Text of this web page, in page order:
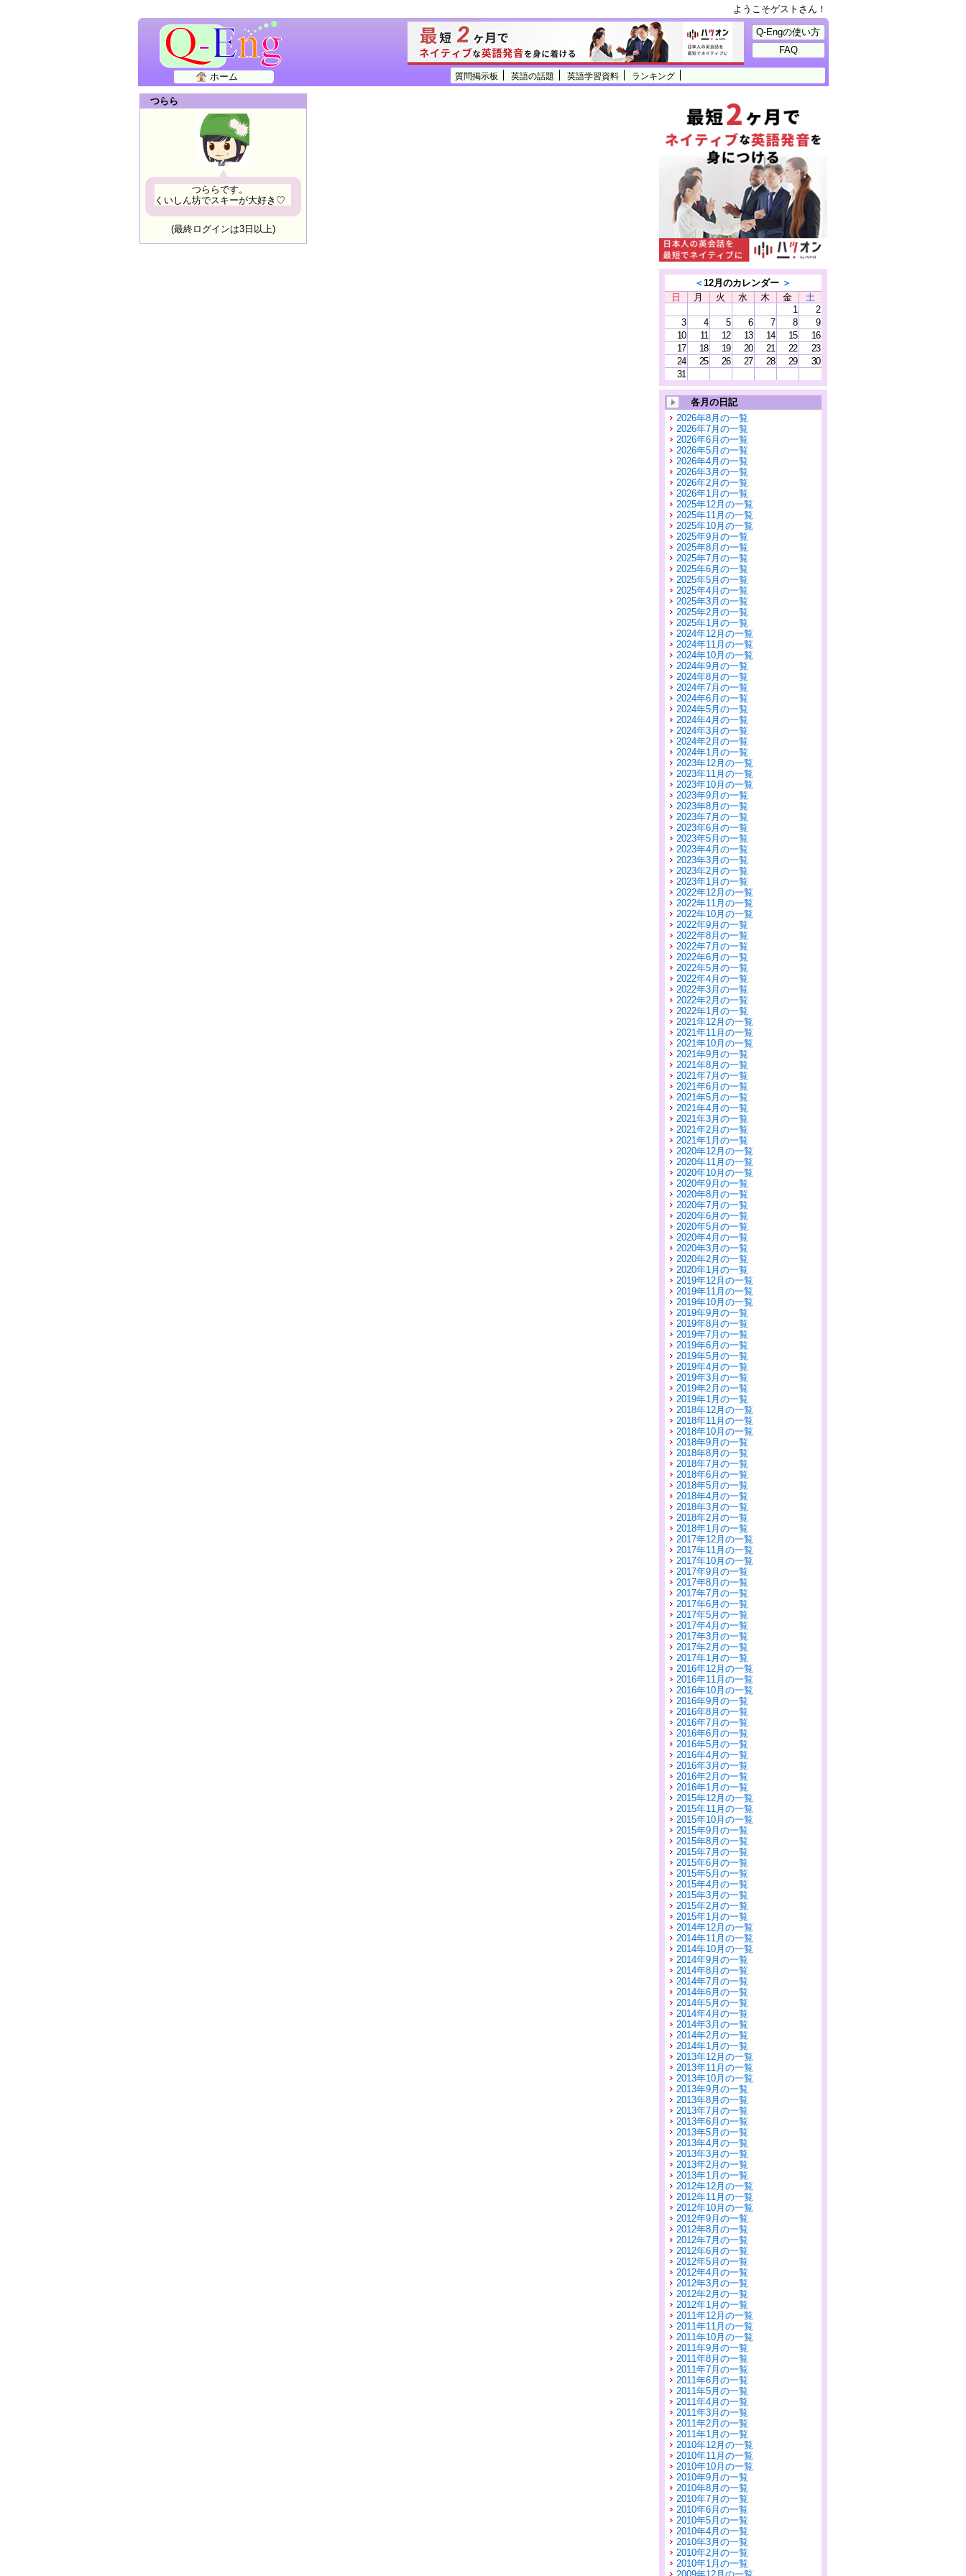
ようこそゲストさん！
質問掲示板 英語の話題 英語学習資料 ランキング
ホーム
Q-Engの使い方
FAQ
つらら
つららです。
くいしん坊でスキーが大好き♡
(最終ログインは3日以上)
＜12月のカレンダー ＞
日
月 火 水 木 金
土
1
2
3
4 5 6 7 8
9
10
11 12 13 14 15
16
17
18 19 20 21 22
23
24
25 26 27 28 29
30
31
各月の日記
2026年8月の一覧
2026年7月の一覧
2026年6月の一覧
2026年5月の一覧
2026年4月の一覧
2026年3月の一覧
2026年2月の一覧
2026年1月の一覧
2025年12月の一覧
2025年11月の一覧
2025年10月の一覧
2025年9月の一覧
2025年8月の一覧
2025年7月の一覧
2025年6月の一覧
2025年5月の一覧
2025年4月の一覧
2025年3月の一覧
2025年2月の一覧
2025年1月の一覧
2024年12月の一覧
2024年11月の一覧
2024年10月の一覧
2024年9月の一覧
2024年8月の一覧
2024年7月の一覧
2024年6月の一覧
2024年5月の一覧
2024年4月の一覧
2024年3月の一覧
2024年2月の一覧
2024年1月の一覧
2023年12月の一覧
2023年11月の一覧
2023年10月の一覧
2023年9月の一覧
2023年8月の一覧
2023年7月の一覧
2023年6月の一覧
2023年5月の一覧
2023年4月の一覧
2023年3月の一覧
2023年2月の一覧
2023年1月の一覧
2022年12月の一覧
2022年11月の一覧
2022年10月の一覧
2022年9月の一覧
2022年8月の一覧
2022年7月の一覧
2022年6月の一覧
2022年5月の一覧
2022年4月の一覧
2022年3月の一覧
2022年2月の一覧
2022年1月の一覧
2021年12月の一覧
2021年11月の一覧
2021年10月の一覧
2021年9月の一覧
2021年8月の一覧
2021年7月の一覧
2021年6月の一覧
2021年5月の一覧
2021年4月の一覧
2021年3月の一覧
2021年2月の一覧
2021年1月の一覧
2020年12月の一覧
2020年11月の一覧
2020年10月の一覧
2020年9月の一覧
2020年8月の一覧
2020年7月の一覧
2020年6月の一覧
2020年5月の一覧
2020年4月の一覧
2020年3月の一覧
2020年2月の一覧
2020年1月の一覧
2019年12月の一覧
2019年11月の一覧
2019年10月の一覧
2019年9月の一覧
2019年8月の一覧
2019年7月の一覧
2019年6月の一覧
2019年5月の一覧
2019年4月の一覧
2019年3月の一覧
2019年2月の一覧
2019年1月の一覧
2018年12月の一覧
2018年11月の一覧
2018年10月の一覧
2018年9月の一覧
2018年8月の一覧
2018年7月の一覧
2018年6月の一覧
2018年5月の一覧
2018年4月の一覧
2018年3月の一覧
2018年2月の一覧
2018年1月の一覧
2017年12月の一覧
2017年11月の一覧
2017年10月の一覧
2017年9月の一覧
2017年8月の一覧
2017年7月の一覧
2017年6月の一覧
2017年5月の一覧
2017年4月の一覧
2017年3月の一覧
2017年2月の一覧
2017年1月の一覧
2016年12月の一覧
2016年11月の一覧
2016年10月の一覧
2016年9月の一覧
2016年8月の一覧
2016年7月の一覧
2016年6月の一覧
2016年5月の一覧
2016年4月の一覧
2016年3月の一覧
2016年2月の一覧
2016年1月の一覧
2015年12月の一覧
2015年11月の一覧
2015年10月の一覧
2015年9月の一覧
2015年8月の一覧
2015年7月の一覧
2015年6月の一覧
2015年5月の一覧
2015年4月の一覧
2015年3月の一覧
2015年2月の一覧
2015年1月の一覧
2014年12月の一覧
2014年11月の一覧
2014年10月の一覧
2014年9月の一覧
2014年8月の一覧
2014年7月の一覧
2014年6月の一覧
2014年5月の一覧
2014年4月の一覧
2014年3月の一覧
2014年2月の一覧
2014年1月の一覧
2013年12月の一覧
2013年11月の一覧
2013年10月の一覧
2013年9月の一覧
2013年8月の一覧
2013年7月の一覧
2013年6月の一覧
2013年5月の一覧
2013年4月の一覧
2013年3月の一覧
2013年2月の一覧
2013年1月の一覧
2012年12月の一覧
2012年11月の一覧
2012年10月の一覧
2012年9月の一覧
2012年8月の一覧
2012年7月の一覧
2012年6月の一覧
2012年5月の一覧
2012年4月の一覧
2012年3月の一覧
2012年2月の一覧
2012年1月の一覧
2011年12月の一覧
2011年11月の一覧
2011年10月の一覧
2011年9月の一覧
2011年8月の一覧
2011年7月の一覧
2011年6月の一覧
2011年5月の一覧
2011年4月の一覧
2011年3月の一覧
2011年2月の一覧
2011年1月の一覧
2010年12月の一覧
2010年11月の一覧
2010年10月の一覧
2010年9月の一覧
2010年8月の一覧
2010年7月の一覧
2010年6月の一覧
2010年5月の一覧
2010年4月の一覧
2010年3月の一覧
2010年2月の一覧
2010年1月の一覧